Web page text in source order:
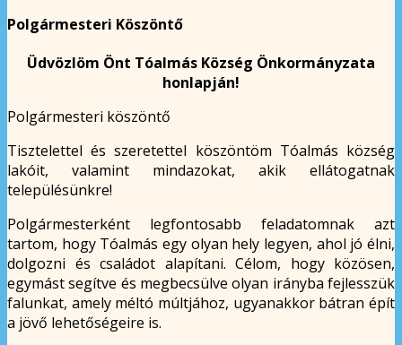
Polgármesteri Köszöntő
Üdvözlöm Önt Tóalmás Község Önkormányzata
honlapján!
Polgármesteri köszöntő
Tisztelettel és szeretettel köszöntöm Tóalmás község
lakóit, valamint mindazokat, akik ellátogatnak
településünkre!
Polgármesterként legfontosabb feladatomnak azt
tartom, hogy Tóalmás egy olyan hely legyen, ahol jó élni,
dolgozni és családot alapítani. Célom, hogy közösen,
egymást segítve és megbecsülve olyan irányba fejlesszük
falunkat, amely méltó múltjához, ugyanakkor bátran épít
a jövő lehetőségeire is.